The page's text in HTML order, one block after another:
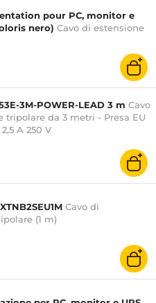
pour PC, monitor e
nero) Cavo di estensione
3M-POWER-LEAD 3 m Cavo
tripolare da 3 metri - Presa EU
A 250 V
Cavo di
(1 m)